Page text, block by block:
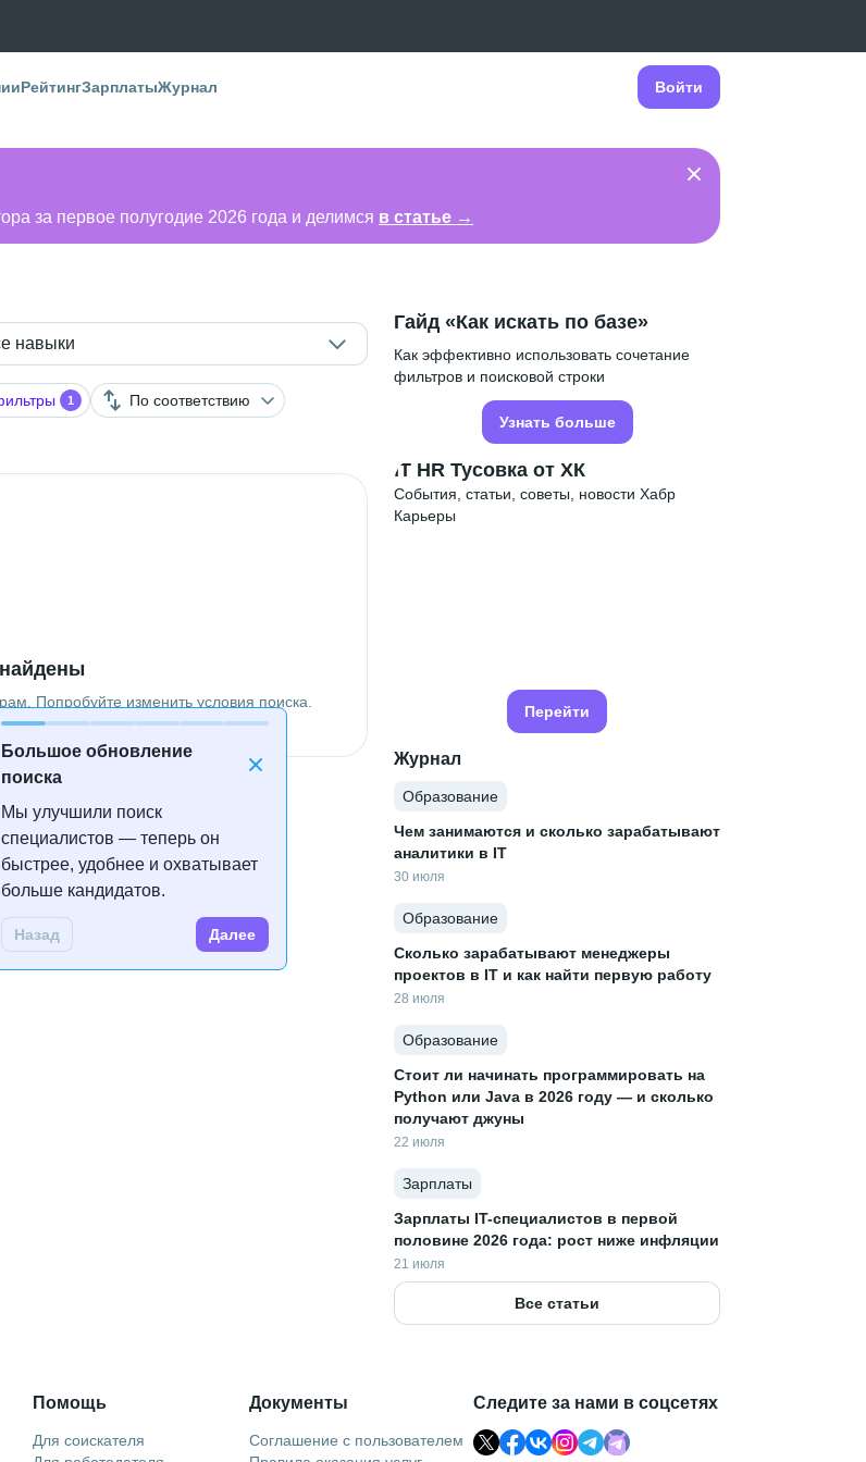
РейтингЗарплатыЖурнал Войти
за первое полугодие 2026 года и делимся в статье →
навыки
1 По соответствию
Большое обновление
поиска
Мы улучшили поиск
специалистов — теперь он
быстрее, удобнее и охватывает
больше кандидатов.
Назад Далее
Попробуйте изменить условия поиска.
Гайд «Как искать по базе»
Как эффективно использовать сочетание
фильтров и поисковой строки
Узнать больше
IT HR Тусовка от ХК
События, статьи, советы, новости Хабр
Карьеры
Перейти
Журнал
Образование
Чем занимаются и сколько зарабатывают
аналитики в IT
30 июля
Образование
Сколько зарабатывают менеджеры
проектов в IT и как найти первую работу
28 июля
Образование
Стоит ли начинать программировать на
Python или Java в 2026 году — и сколько
получают джуны
22 июля
Зарплаты
Зарплаты IT-специалистов в первой
половине 2026 года: рост ниже инфляции
21 июля
Все статьи
Помощь
Для соискателя
Документы
Соглашение с пользователем
Следите за нами в соцсетях